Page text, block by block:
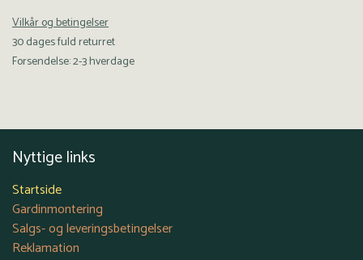
Vilkår og betingelser
30 dages fuld returret
Forsendelse: 2-3 hverdage
Nyttige links
Startside
Gardinmontering
Salgs- og leveringsbetingelser
Reklamation